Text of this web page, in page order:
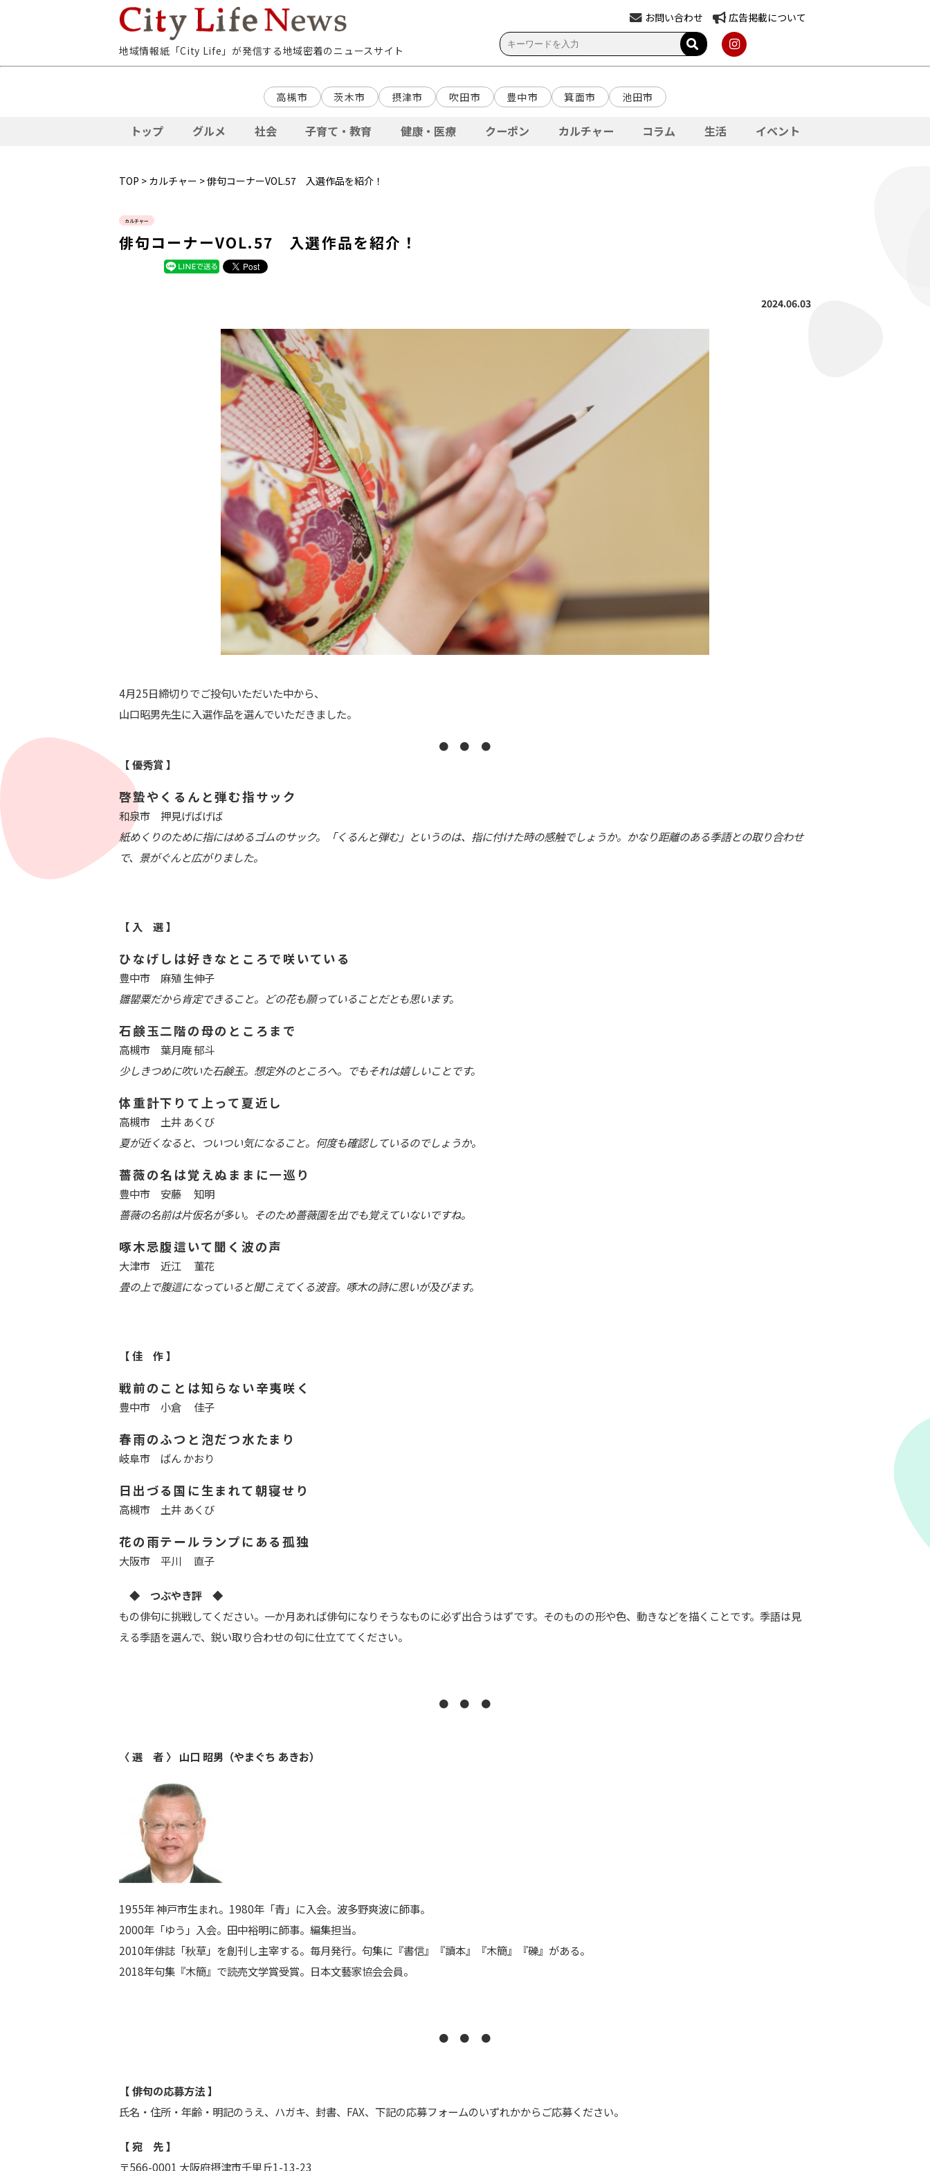
地域情報紙「City Life」が発信する地域密着のニュースサイト
お問い合わせ 広告掲載について
高槻市 茨木市 摂津市 吹田市 豊中市 箕面市 池田市
トップ グルメ 社会 子育て・教育 健康・医療 クーポン カルチャー コラム 生活 イベント
TOP > カルチャー > 俳句コーナーVOL.57 入選作品を紹介！
カルチャー
俳句コーナーVOL.57 入選作品を紹介！
2024.06.03
4月25日締切りでご投句いただいた中から、
山口昭男先生に入選作品を選んでいただきました。
● ● ●
【 優秀賞 】
啓蟄やくるんと弾む指サック
和泉市 押見げばげば
紙めくりのために指にはめるゴムのサック。「くるんと弾む」というのは、指に付けた時の感触でしょうか。かなり距離のある季語との取り合わせ
で、景がぐんと広がりました。
【 入 選 】
ひなげしは好きなところで咲いている
豊中市 麻殖 生伸子
雛罌粟だから肯定できること。どの花も願っていることだとも思います。
石鹸玉二階の母のところまで
高槻市 葉月庵 郁斗
少しきつめに吹いた石鹸玉。想定外のところへ。でもそれは嬉しいことです。
体重計下りて上って夏近し
高槻市 土井 あくび
夏が近くなると、ついつい気になること。何度も確認しているのでしょうか。
薔薇の名は覚えぬままに一巡り
豊中市 安藤 知明
薔薇の名前は片仮名が多い。そのため薔薇園を出でも覚えていないですね。
啄木忌腹這いて聞く波の声
大津市 近江 菫花
畳の上で腹這になっていると聞こえてくる波音。啄木の詩に思いが及びます。
【 佳 作 】
戦前のことは知らない辛夷咲く
豊中市 小倉 佳子
春雨のふつと泡だつ水たまり
岐阜市 ばん かおり
日出づる国に生まれて朝寝せり
高槻市 土井 あくび
花の雨テールランプにある孤独
大阪市 平川 直子
◆ つぶやき評 ◆
もの俳句に挑戦してください。一か月あれば俳句になりそうなものに必ず出合うはずです。そのものの形や色、動きなどを描くことです。季語は見
える季語を選んで、鋭い取り合わせの句に仕立ててください。
● ● ●
〈 選 者 〉 山口 昭男（やまぐち あきお）
1955年 神戸市生まれ。1980年「青」に入会。波多野爽波に師事。
2000年「ゆう」入会。田中裕明に師事。編集担当。
2010年俳誌「秋草」を創刊し主宰する。毎月発行。句集に『書信』『讀本』『木簡』『礫』がある。
2018年句集『木簡』で読売文学賞受賞。日本文藝家協会会員。
● ● ●
【 俳句の応募方法 】
氏名・住所・年齢・明記のうえ、ハガキ、封書、FAX、下記の応募フォームのいずれかからご応募ください。
【 宛 先 】
〒566-0001 大阪府摂津市千里丘1-13-23